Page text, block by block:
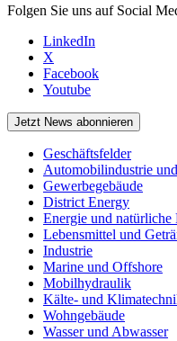
Folgen Sie uns auf Social
LinkedIn
X
Facebook
Youtube
Jetzt News abonnieren
Geschäftsfelder
Automobilindustrie
Gewerbegebäude
District Energy
Energie und natürliche
Lebensmittel und
Industrie
Marine und Offshore
Mobilhydraulik
Kälte- und
Wohngebäude
Wasser und Abwasser